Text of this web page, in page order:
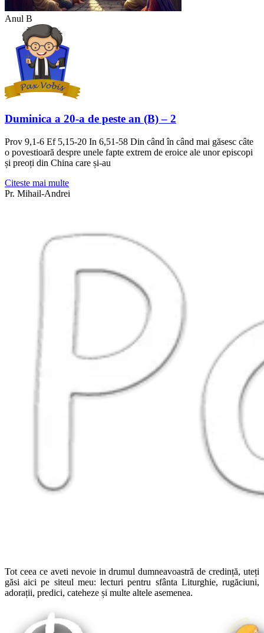
Anul B
Duminica a 20-a de peste an (B) – 2
Prov 9,1-6 Ef 5,15-20 In 6,51-58 Din când în când mai găsesc câte
o povestioară despre unele fapte extrem de eroice ale unor episcopi
și preoți din China care și-au
Citeste mai multe
Pr. Mihail-Andrei
Tot ceea ce aveti nevoie in drumul dumneavoastră de credință, uteți
găsi aici pe siteul meu: lecturi pentru sfânta Liturghie, rugăciuni,
adorații, predici, cateheze și multe altele asemenea.